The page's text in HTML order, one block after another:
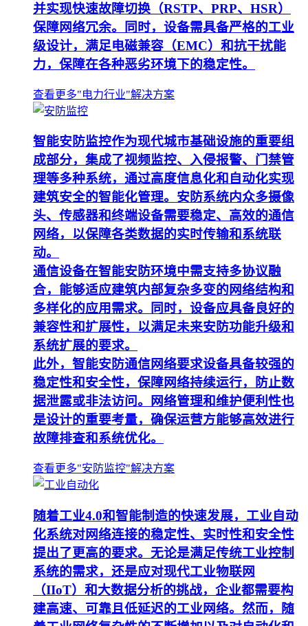
并实现快速故障切换（RSTP、PRP、HSR）
保障网络冗余。同时，设备需具备严格的工业
级设计，满足电磁兼容（EMC）和抗干扰能
力，保障在各种恶劣环境下的稳定性。
查看更多"电力行业"解决方案
智能安防监控作为现代城市基础设施的重要组
成部分，集成了视频监控、入侵报警、门禁管
理等多种系统，通过高度信息化和自动化实现
建筑安全的智能化管理。安防系统内众多摄像
头、传感器和终端设备需要稳定、高效的通信
网络，以保障各类数据的实时传输和系统联
动。
通信设备在智能安防环境中需支持多协议融
合，能够适应建筑内部复杂多变的网络结构和
多样化的应用需求。同时，设备应具备良好的
兼容性和扩展性，以满足未来安防功能升级和
系统扩展的要求。
此外，智能安防通信网络要求设备具备较强的
稳定性和安全性，保障网络持续运行，防止数
据泄露或非法访问。网络管理和维护便利性也
是设计的重要考量，确保运营方能够高效进行
故障排查和系统优化。
查看更多"安防监控"解决方案
随着工业4.0和智能制造的快速发展，工业自动
化系统对网络连接的稳定性、实时性和安全性
提出了更高的要求。无论是满足传统工业控制
系统的需求，还是应对现代工业物联网
（IIoT）和大数据分析的挑战，企业都需要构
建高速、可靠且低延迟的工业网络。然而，随